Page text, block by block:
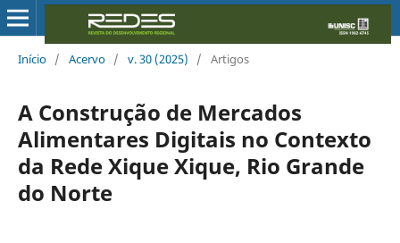
Início / Acervo / v. 30 (2025) / Artigos
A Construção de Mercados
Alimentares Digitais no Contexto
da Rede Xique Xique, Rio Grande
do Norte